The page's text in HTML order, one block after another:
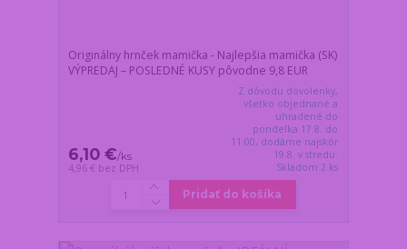
Originálny hrnček mamička - Najlepšia mamička (SK)
VÝPREDAJ – POSLEDNÉ KUSY pôvodne 9,8 EUR
6,10 €/ks
4,96 € bez DPH
Z dôvodu dovolenky,
všetko objednané a
uhradené do
pondelka 17.8. do
11:00, dodáme najskôr
19.8. v stredu.
Skladom 2 ks
Pridať do košíka